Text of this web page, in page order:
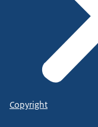
Copyright